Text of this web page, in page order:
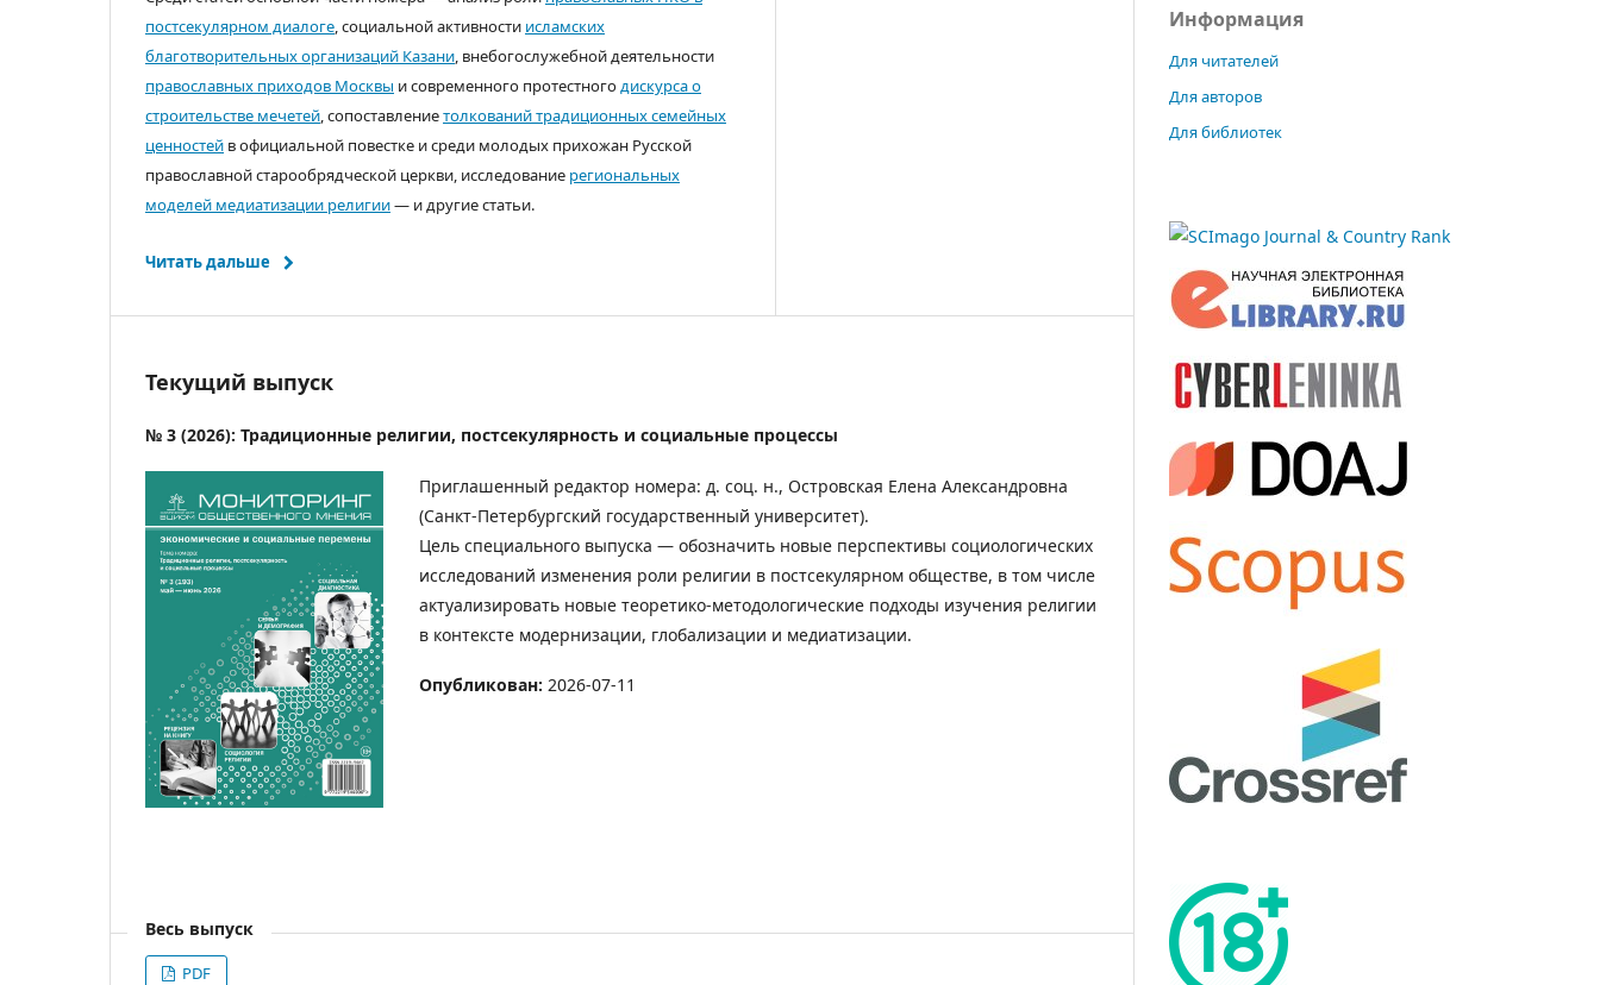
постсекулярном диалоге, социальной активности исламских
благотворительных организаций Казани, внебогослужебной деятельности
православных приходов Москвы и современного протестногодискурса о
строительстве мечетей, сопоставлениетолкований традиционных семейных
ценностей в официальной повестке и среди молодых прихожан Русской
православной старообрядческой церкви, исследование региональных
моделей медиатизации религии— и другие статьи.
Читать дальше
Текущий выпуск
№ 3 (2026): Традиционные религии, постсекулярность и социальные процессы
Приглашенный редактор номера: д. соц. н., Островская Елена Александровна
(Санкт-Петербургский государственный университет).
Цель специального выпуска — обозначить новые перспективы социологических
исследований изменения роли религии в постсекулярном обществе, в том числе
актуализировать новые теоретико-методологические подходы изучения религии
в контексте модернизации, глобализации и медиатизации.
Опубликован: 2026-07-11
Весь выпуск
PDF
Информация
Для читателей
Для авторов
Для библиотек